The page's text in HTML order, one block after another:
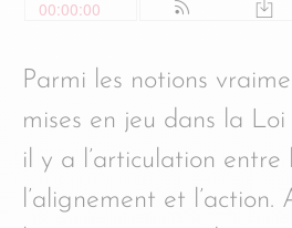
Parmi les notions
mises en jeu dans la
il y a l’articulation entre
l’alignement et